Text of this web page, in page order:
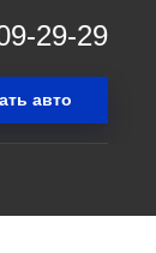
29-29
авто